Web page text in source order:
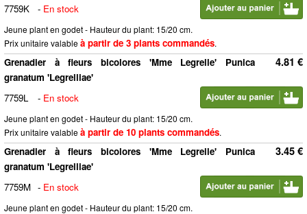
7759K
- En stock
Jeune plant en godet - Hauteur du plant: 15/20 cm.
Prix unitaire valableà partir de 3 plants commandés.
4.81 €
Grenadier à fleurs bicolores 'Mme Legrelle' Punica
granatum 'Legrelliae'
7759L
- En stock
Jeune plant en godet - Hauteur du plant: 15/20 cm.
Prix unitaire valableà partir de 10 plants commandés.
3.45 €
Grenadier à fleurs bicolores 'Mme Legrelle' Punica
granatum 'Legrelliae'
7759M - En stock
Jeune plant en godet - Hauteur du plant: 15/20 cm.